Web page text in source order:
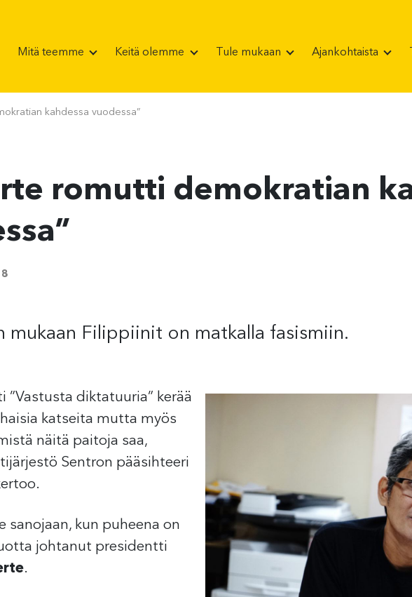
Mitä teemme Keitä olemme Tule mukaan Ajankohtaista
kahdessa vuodessa”
romutti demokratian
mukaan Filippiinit on matkalla fasismiin.
”Vastusta diktatuuria” kerää
katseita mutta myös
näitä paitoja saa,
Sentron pääsihteeri
sanojaan, kun puheena on
johtanut presidentti
.